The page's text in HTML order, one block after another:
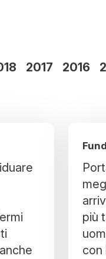
2017 2016
più
con